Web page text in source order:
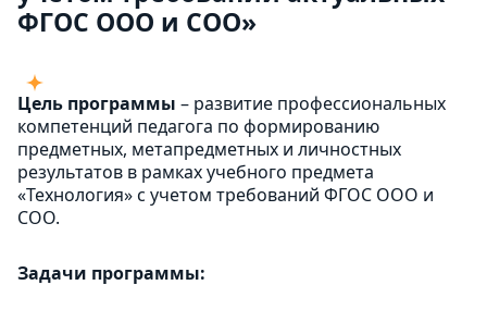
ФГОС ООО и СОО»
Цель программы – развитие профессиональных
компетенций педагога по формированию
предметных, метапредметных и личностных
результатов в рамках учебного предмета
«Технология» с учетом требований ФГОС ООО и
СОО.
Задачи программы: